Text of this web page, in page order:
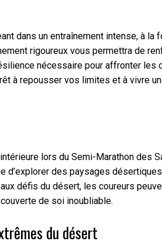
dans un entraînement intense, à la
rigoureux vous permettra de
nécessaire pour affronter les
à repousser vos limites et à vivre
lors du Semi-Marathon des
d’explorer des paysages
défis du désert, les coureurs
de soi inoubliable.
du désert